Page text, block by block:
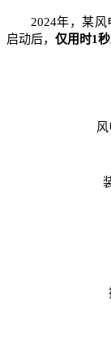
2024年，某
启动后， 仅用时1